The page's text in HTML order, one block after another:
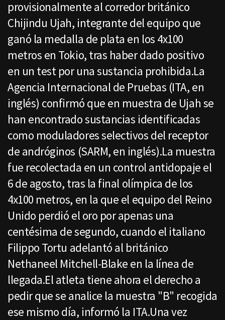
provisionalmente al corredor británico
Chijindu Ujah, integrante del equipo que
ganó la medalla de plata en los 4x100
metros en Tokio, tras haber dado positivo
en un test por una sustancia prohibida.La
Agencia Internacional de Pruebas (ITA, en
inglés) confirmó que en muestra de Ujah se
han encontrado sustancias identificadas
como moduladores selectivos del receptor
de andróginos (SARM, en inglés).La muestra
fue recolectada en un control antidopaje el
6 de agosto, tras la final olímpica de los
4x100 metros, en la que el equipo del Reino
Unido perdió el oro por apenas una
centésima de segundo, cuando el italiano
Filippo Tortu adelantó al británico
Nethaneel Mitchell-Blake en la línea de
llegada.El atleta tiene ahora el derecho a
pedir que se analice la muestra "B" recogida
ese mismo día, informó la ITA.Una vez